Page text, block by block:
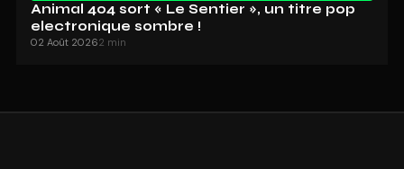
Animal 404 sort « Le Sentier », un titre pop
electronique sombre !
02 Août 20262 min